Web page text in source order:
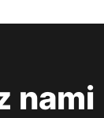
nami